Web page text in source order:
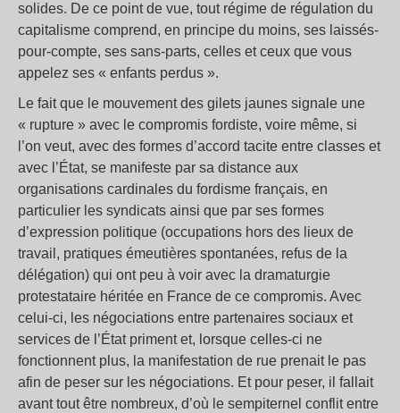
solides. De ce point de vue, tout régime de régulation du
capitalisme comprend, en principe du moins, ses laissés-
pour-compte, ses sans-parts, celles et ceux que vous
appelez ses « enfants perdus ».
Le fait que le mouvement des gilets jaunes signale une
« rupture » avec le compromis fordiste, voire même, si
l’on veut, avec des formes d’accord tacite entre classes et
avec l’État, se manifeste par sa distance aux
organisations cardinales du fordisme français, en
particulier les syndicats ainsi que par ses formes
d’expression politique (occupations hors des lieux de
travail, pratiques émeutières spontanées, refus de la
délégation) qui ont peu à voir avec la dramaturgie
protestataire héritée en France de ce compromis. Avec
celui-ci, les négociations entre partenaires sociaux et
services de l’État priment et, lorsque celles-ci ne
fonctionnent plus, la manifestation de rue prenait le pas
afin de peser sur les négociations. Et pour peser, il fallait
avant tout être nombreux, d’où le sempiternel conflit entre